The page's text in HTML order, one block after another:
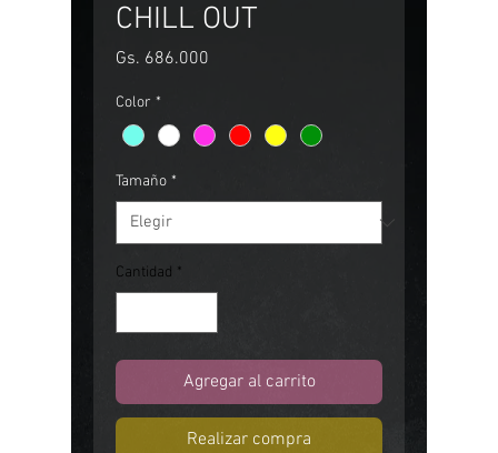
CHILL OUT
Gs. 686.000
Color *
Tamaño *
Cantidad *
Agregar al carrito
Realizar compra